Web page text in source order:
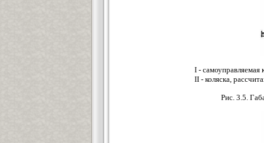
I - самоуправляемая
II - коляска,
Рис. 3.5.